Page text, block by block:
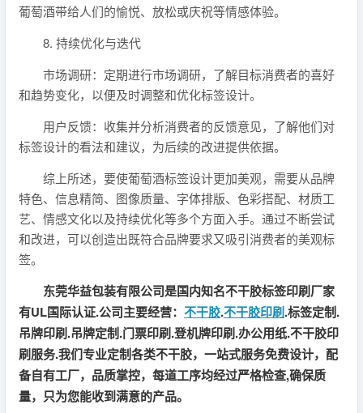
葡萄酒带给人们的愉悦、放松或庆祝等情感体验。
8. 持续优化与迭代
市场调研：定期进行市场调研，了解目标消费者的喜好
和趋势变化，以便及时调整和优化标签设计。
用户反馈：收集并分析消费者的反馈意见，了解他们对
标签设计的看法和建议，为后续的改进提供依据。
综上所述，要使葡萄酒标签设计更加美观，需要从品牌
特色、信息精简、图像质量、字体排版、色彩搭配、材质工
艺、情感文化以及持续优化等多个方面入手。通过不断尝试
和改进，可以创造出既符合品牌要求又吸引消费者的美观标
签。
东莞华益包装有限公司是国内知名不干胶标签印刷厂家
有UL国际认证.公司主要经营： 不干胶.不干胶印刷.标签定制.
吊牌印刷.吊牌定制.门票印刷.登机牌印刷.办公用纸.不干胶印
刷服务.我们专业定制各类不干胶，一站式服务免费设计，配
备自有工厂，品质掌控，每道工序均经过严格检查,确保质
量，只为您能收到满意的产品。